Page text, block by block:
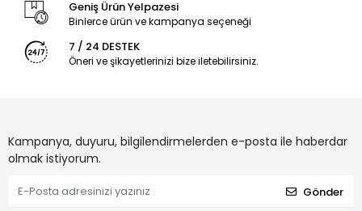
Geniş Ürün Yelpazesi
Binlerce ürün ve kampanya seçeneği
7 / 24 DESTEK
Öneri ve şikayetlerinizi bize iletebilirsiniz.
Kampanya, duyuru, bilgilendirmelerden e-posta ile haberdar
olmak istiyorum.
Gönder